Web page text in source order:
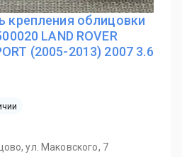
крепления облицовки
LAND ROVER
(2005-2013) 2007 3.6
ул. Маковского, 7